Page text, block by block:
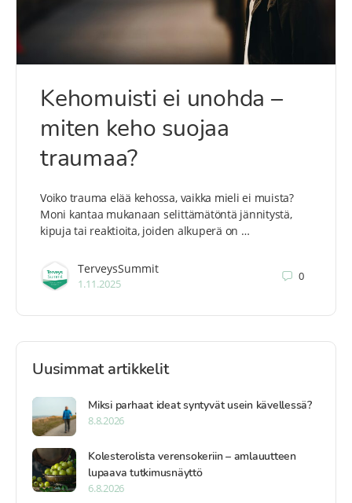
Kehomuisti ei unohda –
miten keho suojaa
traumaa?
Voiko trauma elää kehossa, vaikka mieli ei muista?
Moni kantaa mukanaan selittämätöntä jännitystä,
kipuja tai reaktioita, joiden alkuperä on …
TerveysSummit
1.11.2025
0
Uusimmat artikkelit
Miksi parhaat ideat syntyvät usein kävellessä?
8.8.2026
Kolesterolista verensokeriin – amlauutteen
lupaava tutkimusnäyttö
6.8.2026